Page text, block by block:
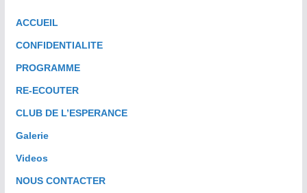
ACCUEIL
CONFIDENTIALITE
PROGRAMME
RE-ECOUTER
CLUB DE L’ESPERANCE
Galerie
Videos
NOUS CONTACTER